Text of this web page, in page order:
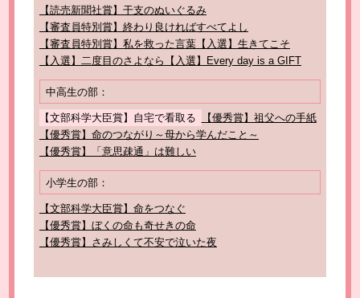
【読売新聞社賞】干支のぬいぐるみ
【審査員特別賞】終わり良ければすべてよし
【審査員特別賞】私を救った言葉【入選】生きてこそ
【入選】二度目のさよなら
【入選】Every day is a GIFT
中高生の部：
【文部科学大臣賞】自宅で看取る
【優秀賞】祖父への手紙
【優秀賞】命のつながり～母から学んだこと～
【優秀賞】「意思疎通」は難しい
小学生の部：
【文部科学大臣賞】命をつなぐ
【優秀賞】ぼくの命も奇せきの命
【優秀賞】さみしくて不安で泣いた夜